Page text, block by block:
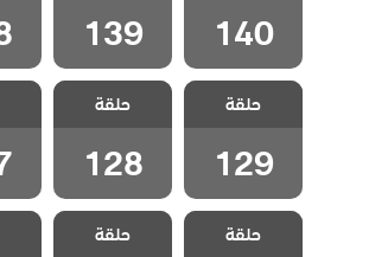
140
139
مسلسل شارع
السلام الحلقة
129
حلقة
129
مسلسل شارع
السلام الحلقة
128
حلقة
128
مسلسل شارع
السلام الحلقة
حلقة
مسلسل شارع
السلام الحلقة
حلقة